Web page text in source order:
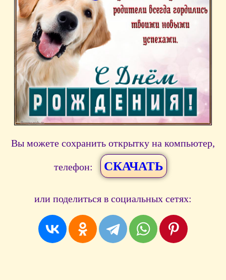
Вы можете сохранить открытку на компьютер,
телефон: СКАЧАТЬ
или поделиться в социальных сетях: